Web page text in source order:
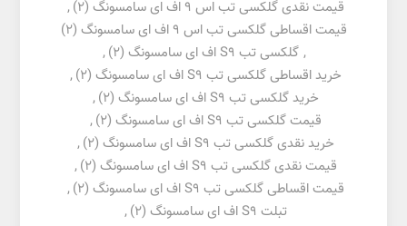
قیمت نقدی گلکسی تب اس 9 اف ای سامسونگ
(2)
,
قیمت اقساطی گلکسی تب اس 9 اف ای سامسونگ
(2)
, گلکسی تب S9 اف ای سامسونگ (2)
,
خرید اقساطی گلکسی تب S9 اف ای سامسونگ
(2)
,
خرید گلکسی تب S9 اف ای سامسونگ
(2)
,
قیمت گلکسی تب S9 اف ای سامسونگ
(2)
,
خرید نقدی گلکسی تب S9 اف ای سامسونگ
(2)
,
قیمت نقدی گلکسی تب S9 اف ای سامسونگ
(2)
,
قیمت اقساطی گلکسی تب S9 اف ای سامسونگ
(2)
,
تبلت S9 اف ای سامسونگ
(2)
,